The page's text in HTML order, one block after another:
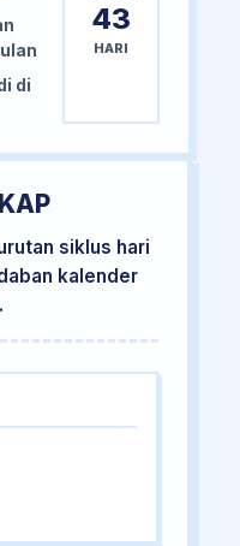
di
43
HARI
siklus hari
kalender